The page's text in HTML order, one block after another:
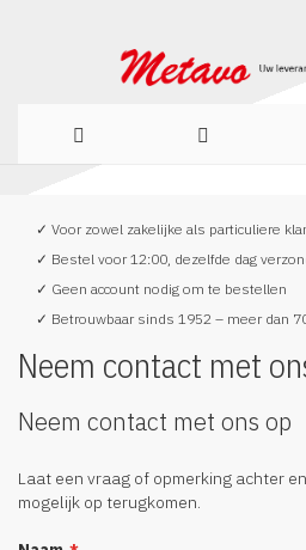
naar
inhoud
✓ Voor zowel zakelijke als particuliere
✓ Bestel voor 12:00, dezelfde dag
✓ Geen account nodig om te bestellen
✓ Betrouwbaar sinds 1952 – meer dan
Neem contact met
Neem contact met ons op
Laat een vraag of opmerking achter
mogelijk op terugkomen.